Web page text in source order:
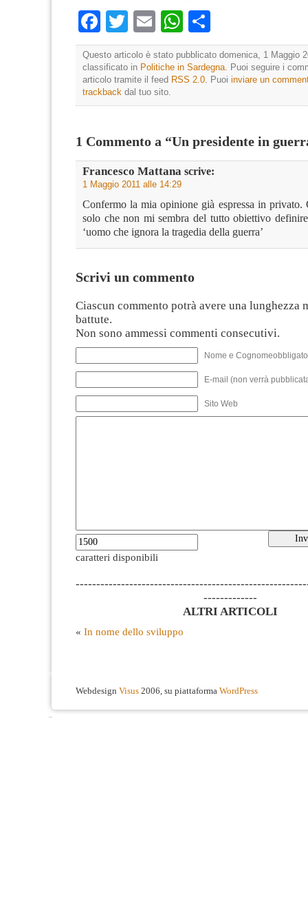
Facebook
TwitterEmailWhatsApp
Questo articolo è stato pubblicato domenica, 1 Maggio
classificato in Politiche in Sardegna. Puoi seguire i
articolo tramite il feed RSS 2.0. Puoi inviare un
trackback dal tuo sito.
1 Commento a “Un presidente in
Francesco Mattana scrive:
1 Maggio 2011 alle 14:29
Confermo la mia opinione già espressa in privato.
solo che non mi sembra del tutto obiettivo
‘uomo che ignora la tragedia della guerra’
Scrivi un commento
Ciascun commento potrà avere una lunghezza
battute.
Non sono ammessi commenti consecutivi.
Nome e
E-mail (non verrà
Sito Web
caratteri disponibili
-------------
ALTRI ARTICOLI
« In nome dello sviluppo
Webdesign Visus 2006, su piattaforma WordPress